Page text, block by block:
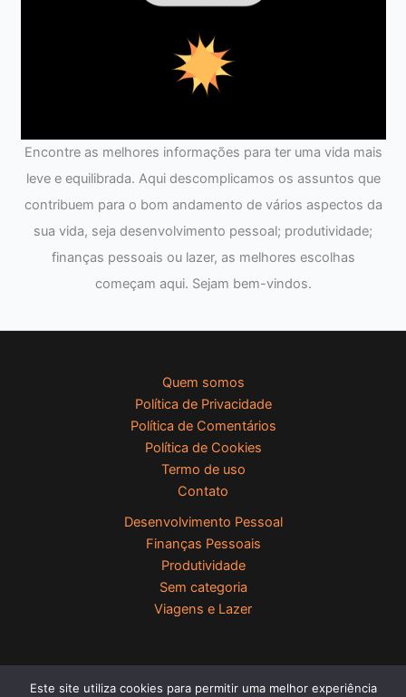
Encontre as melhores informações para ter uma vida mais
leve e equilibrada. Aqui descomplicamos os assuntos que
contribuem para o bom andamento de vários aspectos da
sua vida, seja desenvolvimento pessoal; produtividade;
finanças pessoais ou lazer, as melhores escolhas
começam aqui. Sejam bem-vindos.
Quem somos
Política de Privacidade
Política de Comentários
Política de Cookies
Termo de uso
Contato
Desenvolvimento Pessoal
Finanças Pessoais
Produtividade
Sem categoria
Viagens e Lazer
Este site utiliza cookies para permitir uma melhor experiência